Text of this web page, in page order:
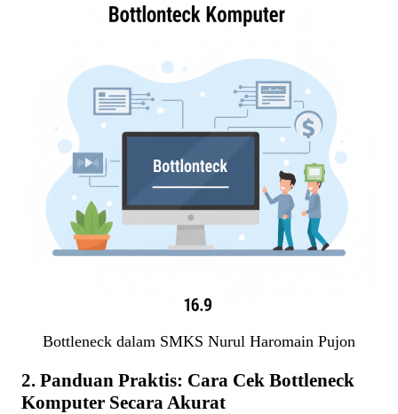
Bottleneck dalam SMKS Nurul Haromain Pujon
2. Panduan Praktis: Cara Cek Bottleneck
Komputer Secara Akurat